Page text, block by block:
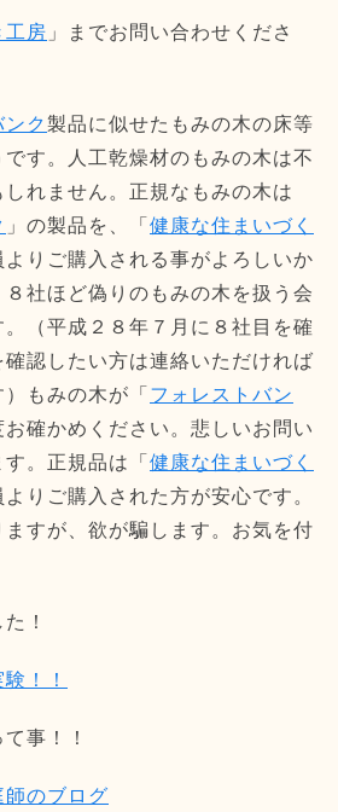
工房 」までお問い合わせくださ
ク製品に似せたもみの木の床等
す。人工乾燥材のもみの木は不
れません。正規なもみの木は
」の製品を、「 健康な住まいづく
よりご購入される事がよろしいか
社ほど偽りのもみの木を扱う会
（平成２８年７月に８社目を確
認したい方は連絡いただければ
もみの木が「 フォレストバン
お確かめください。悲しいお問い
。正規品は「 健康な住まいづく
よりご購入された方が安心です。
すが、欲が騙します。お気を付
！
験！！
事！！
のブログ